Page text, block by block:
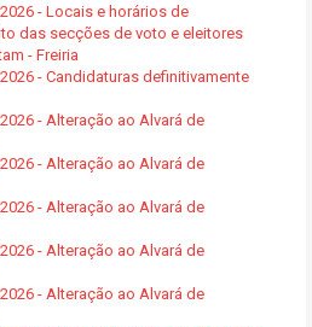
- Locais e horários de
das secções de voto e eleitores
- Freiria
- Candidaturas definitivamente
- Alteração ao Alvará de
- Alteração ao Alvará de
- Alteração ao Alvará de
- Alteração ao Alvará de
- Alteração ao Alvará de